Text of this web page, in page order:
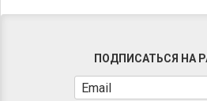
ПОДПИСАТЬСЯ НА